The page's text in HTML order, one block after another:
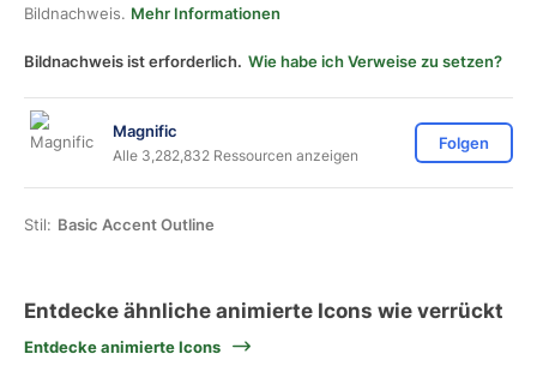
Bildnachweis. Mehr Informationen
Bildnachweis ist erforderlich. Wie habe ich Verweise zu setzen?
Magnific
Alle 3,282,832 Ressourcen anzeigen
Folgen
Stil: Basic Accent Outline
Entdecke ähnliche animierte Icons wie verrückt
Entdecke animierte Icons